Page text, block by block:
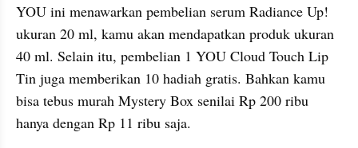
YOU ini menawarkan pembelian serum Radiance Up!
ukuran 20 ml, kamu akan mendapatkan produk ukuran
40 ml. Selain itu, pembelian 1 YOU Cloud Touch Lip
Tin juga memberikan 10 hadiah gratis. Bahkan kamu
bisa tebus murah Mystery Box senilai Rp 200 ribu
hanya dengan Rp 11 ribu saja.